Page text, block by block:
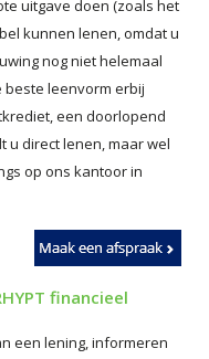
uitgave doen (zoals het
kunnen lenen, omdat u
nog niet helemaal
beste leenvorm erbij
een doorlopend
u direct lenen, maar wel
op ons kantoor in
financieel
een lening, informeren